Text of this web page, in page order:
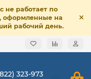
не работает по
оформленные на
рабочий день.
323-973